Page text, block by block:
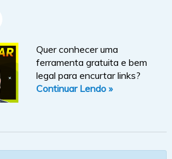
Quer conhecer uma
ferramenta gratuita e bem
legal para encurtar links?
Continuar Lendo »